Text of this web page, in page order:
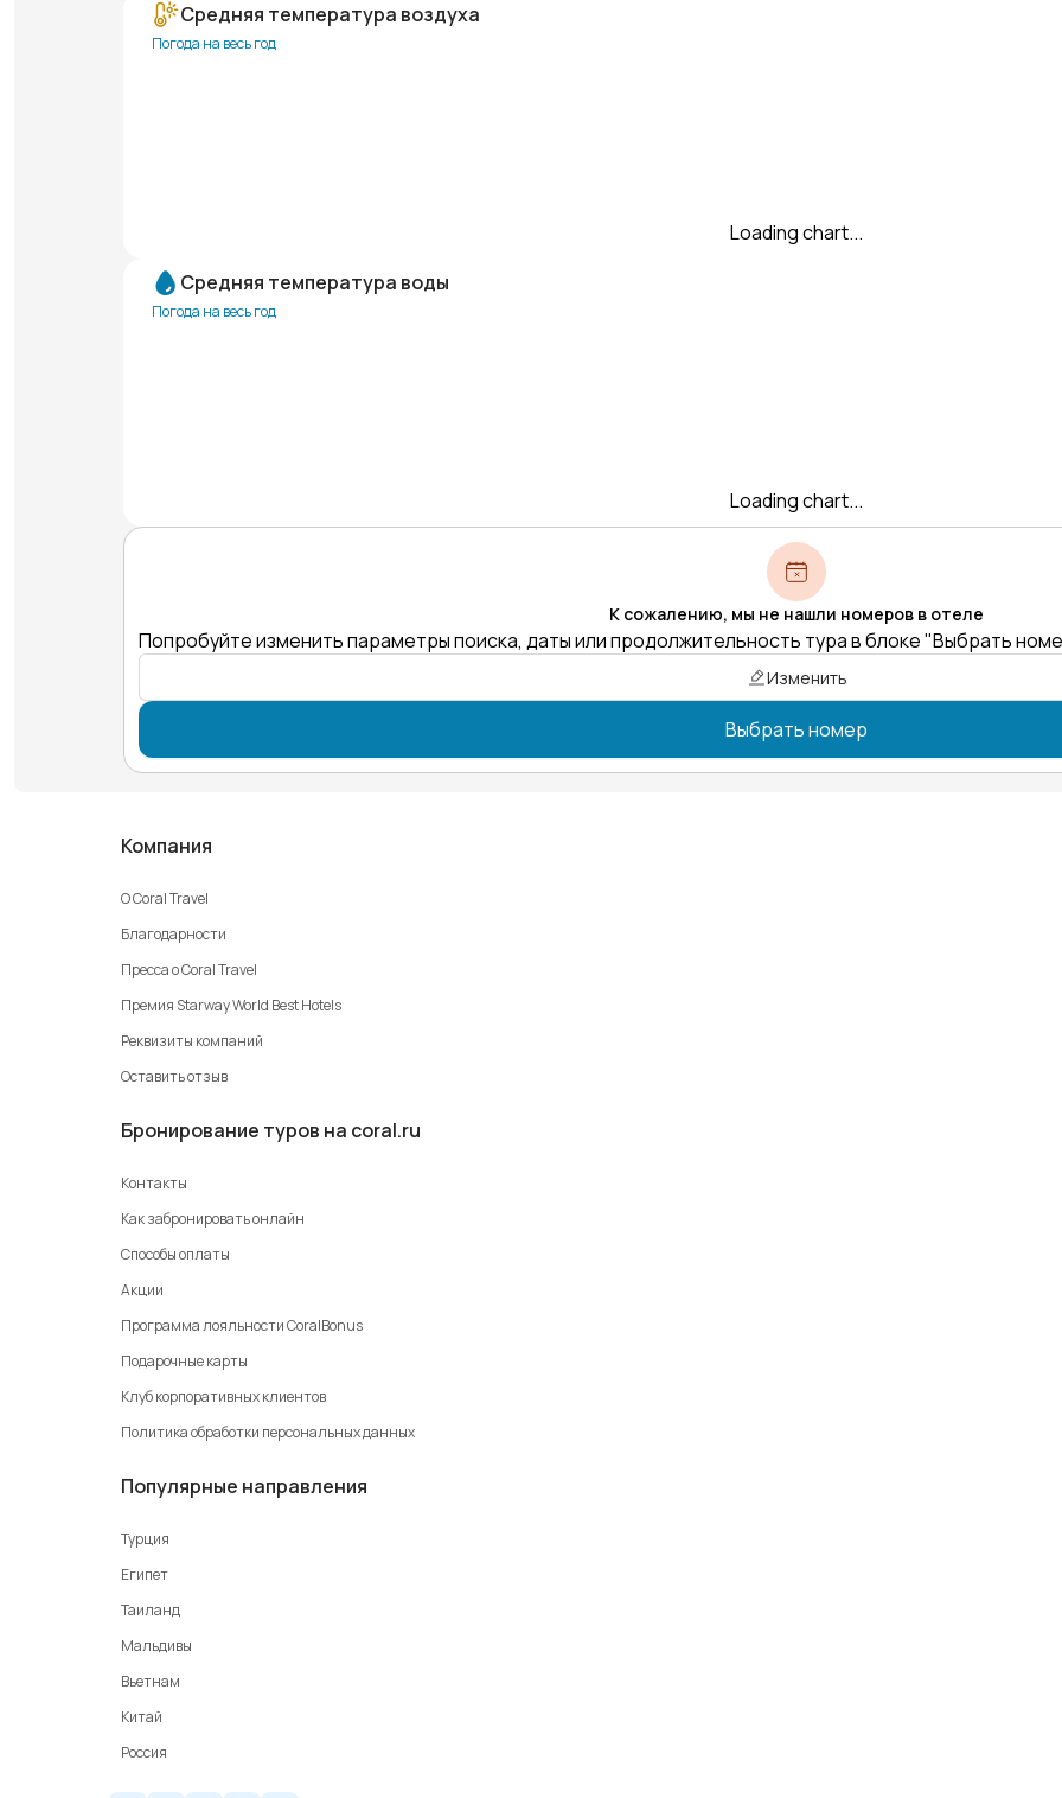
Средняя температура воздуха
Погода на весь год
Loading chart...
Средняя температура воды
Погода на весь год
Loading chart...
К сожалению, мы не нашли номеров в отеле
Попробуйте изменить параметры поиска, даты или продолжительность тура в блоке "Выбрать
Изменить
Выбрать номер
Компания
О Coral Travel
Благодарности
Пресса о Coral Travel
Премия Starway World Best Hotels
Реквизиты компаний
Оставить отзыв
Бронирование туров на coral.ru
Контакты
Как забронировать онлайн
Способы оплаты
Акции
Программа лояльности CoralBonus
Подарочные карты
Клуб корпоративных клиентов
Политика обработки персональных данных
Популярные направления
Турция
Египет
Таиланд
Мальдивы
Вьетнам
Китай
Россия